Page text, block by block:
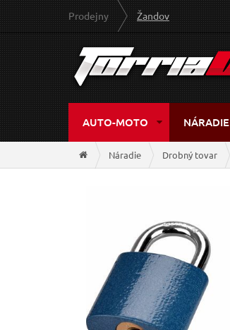
Prodejny Žandov
AUTO-MOTO NÁRADIE
Náradie Drobný tovar